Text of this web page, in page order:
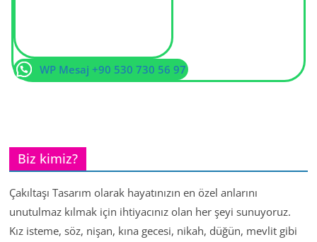
WP Mesaj +90 530 730 56 97
Biz kimiz?
Çakıltaşı Tasarım olarak hayatınızın en özel anlarını
unutulmaz kılmak için ihtiyacınız olan her şeyi sunuyoruz.
Kız isteme, söz, nişan, kına gecesi, nikah, düğün, mevlit gibi